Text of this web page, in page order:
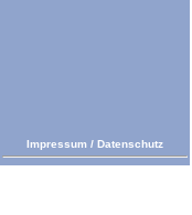
Impressum / Datenschutz